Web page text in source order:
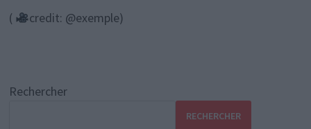
( credit: @exemple)
Rechercher
RECHERCHER